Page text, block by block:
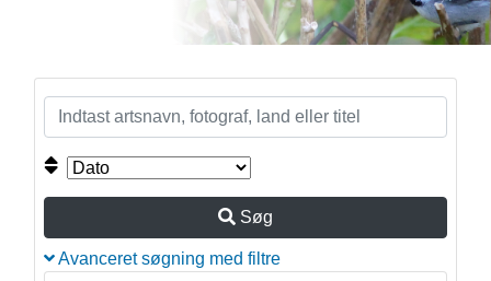
Søg
Avanceret søgning med filtre